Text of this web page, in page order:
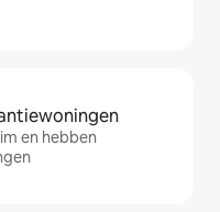
en hebben